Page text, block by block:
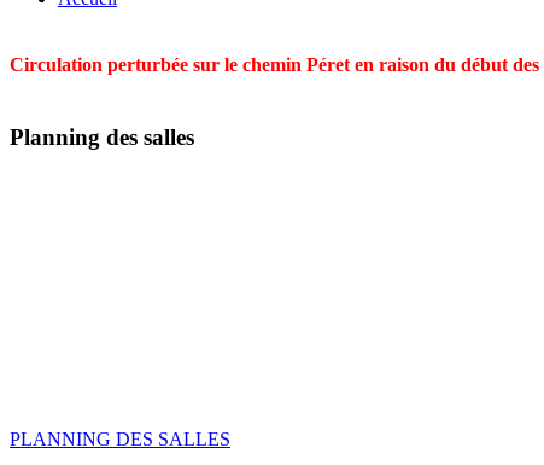
Circulation perturbée sur le chemin Péret en raison du début
Planning des salles
PLANNING DES SALLES